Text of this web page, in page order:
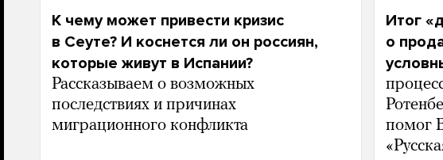
К чему может привести кризис
в Сеуте? И коснется ли он россиян,
которые живут в Испании?
Рассказываем о возможных
последствиях и причинах
миграционного конфликта
Итог
о
помог